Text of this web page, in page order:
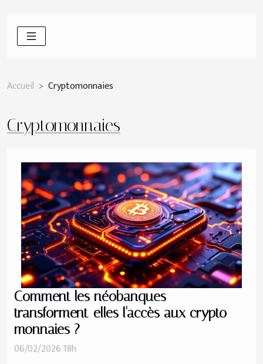
Accueil Cryptomonnaies
Cryptomonnaies
Comment les néobanques
transforment-elles l'accès aux crypto-
monnaies ?
06/02/2026 18h